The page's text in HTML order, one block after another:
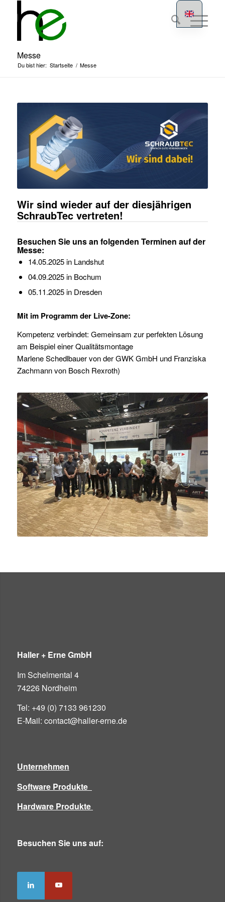
Messe
Du bist hier: Startseite / Messe
Wir sind wieder auf der diesjährigen
SchraubTec vertreten!
Besuchen Sie uns an folgenden Terminen auf der
Messe:
14.05.2025 in Landshut
04.09.2025 in Bochum
05.11.2025 in Dresden
Mit im Programm der Live-Zone:
Kompetenz verbindet: Gemeinsam zur perfekten Lösung
am Beispiel einer Qualitätsmontage
Marlene Schedlbauer von der GWK GmbH und Franziska
Zachmann von Bosch Rexroth)
Haller + Erne GmbH
Im Schelmental 4
74226 Nordheim
Tel: +49 (0) 7133 961230
E-Mail: contact@haller-erne.de
Unternehmen
Software Produkte
Hardware Produkte
Besuchen Sie uns auf: